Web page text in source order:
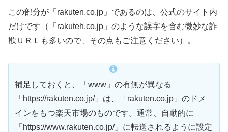
この部分が「rakuten.co.jp」であるのは、公式のサイト内
だけです（「rakuteh.co.jp」のような誤字を含む微妙な詐
欺ＵＲＬも多いので、その点もご注意ください）。
補足しておくと、「www」の有無が異なる
「https://rakuten.co.jp/」は、「rakuten.co.jp」のドメ
インをもつ楽天市場のものです。通常、自動的に
「https://www.rakuten.co.jp/」に転送されるように設定